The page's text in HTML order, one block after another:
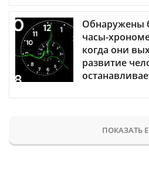
Обнаружены
часы-
когда они
развитие
ПОКАЗАТЬ